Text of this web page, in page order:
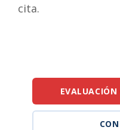
cita.
EVALUACIÓN